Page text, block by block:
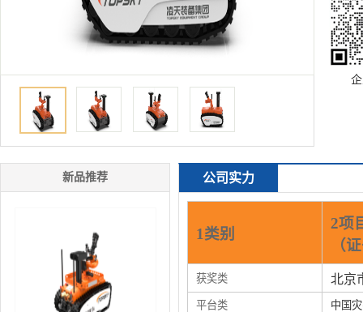
新品推荐 公司实力
1类别
2项
（
获奖类 北京
平台类 中国